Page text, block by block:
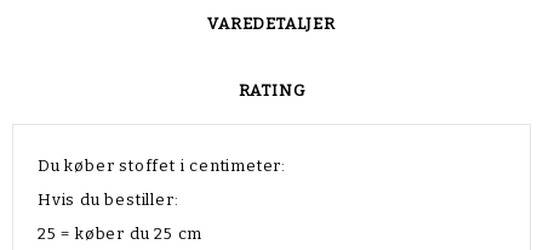
VAREDETALJER
RATING
Du køber stoffet i centimeter:
Hvis du bestiller:
25 = køber du 25 cm